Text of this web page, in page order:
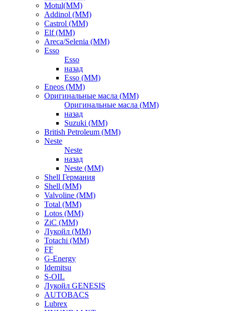
Motul(ММ)
Addinol (ММ)
Castrol (ММ)
Elf (ММ)
Areca/Selenia (ММ)
Esso
Esso
назад
Esso (ММ)
Eneos (ММ)
Оригинальные масла (ММ)
Оригинальные масла (ММ)
назад
Suzuki (ММ)
British Petroleum (ММ)
Neste
Neste
назад
Neste (ММ)
Shell Германия
Shell (ММ)
Valvoline (ММ)
Total (ММ)
Lotos (ММ)
ZiC (ММ)
Лукойл (ММ)
Totachi (MM)
FF
G-Energy
Idemitsu
S-OIL
Лукойл GENESIS
AUTOBACS
Lubrex